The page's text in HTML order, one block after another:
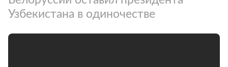
Узбекистана в одиночестве